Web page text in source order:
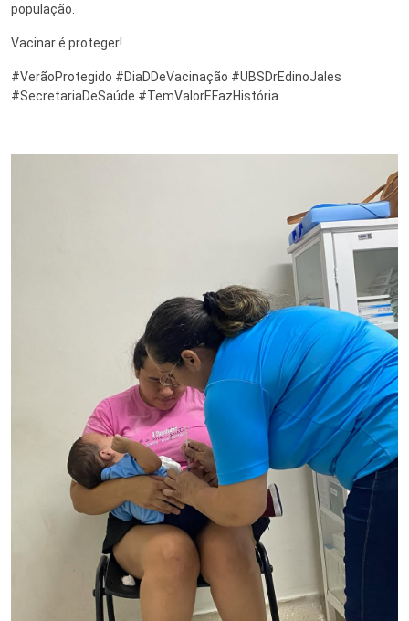
população.
Vacinar é proteger!
#VerãoProtegido #DiaDDeVacinação #UBSDrEdinoJales
#SecretariaDeSaúde #TemValorEFazHistória